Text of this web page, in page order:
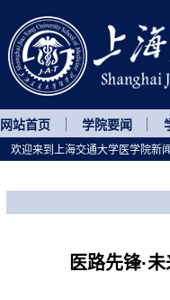
网站首页 学院要闻
医路先锋·
欢迎来到上海交通大学医学院新闻